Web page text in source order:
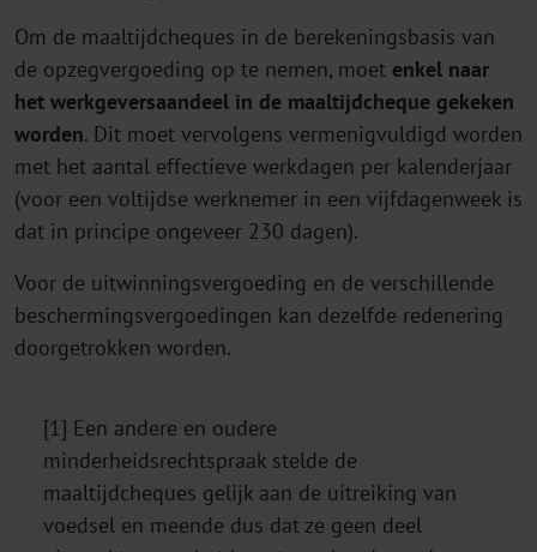
Om de maaltijdcheques in de berekeningsbasis van
de opzegvergoeding op te nemen, moet enkel naar
het werkgeversaandeel in de maaltijdcheque gekeken
worden. Dit moet vervolgens vermenigvuldigd worden
met het aantal effectieve werkdagen per kalenderjaar
(voor een voltijdse werknemer in een vijfdagenweek is
dat in principe ongeveer 230 dagen).
Voor de uitwinningsvergoeding en de verschillende
beschermingsvergoedingen kan dezelfde redenering
doorgetrokken worden.
[1] Een andere en oudere
minderheidsrechtspraak stelde de
maaltijdcheques gelijk aan de uitreiking van
voedsel en meende dus dat ze geen deel